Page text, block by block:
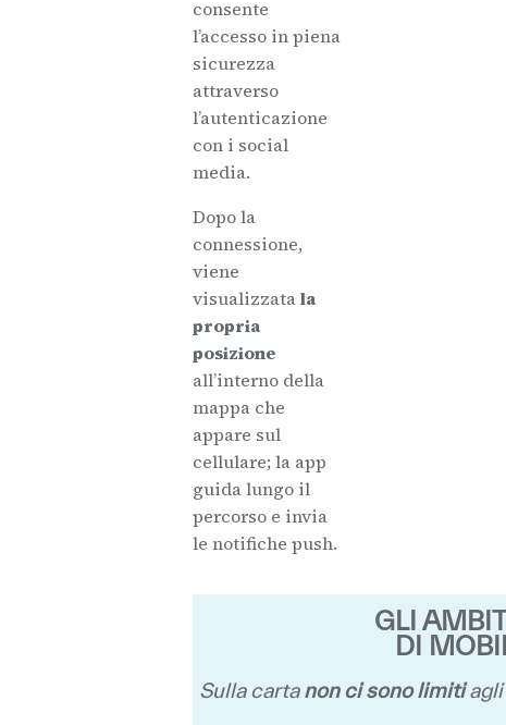
consente
l’accesso in piena
sicurezza
attraverso
l’autenticazione
con i social
media.
Dopo la
connessione,
viene
visualizzatala
propria
posizione
all’interno della
mappa che
appare sul
cellulare; la app
guida lungo il
percorso e invia
le notifiche push.
GLI
DI
Sulla cartanon ci sono limitiagli